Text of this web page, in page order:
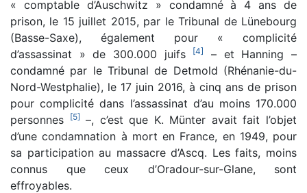
« comptable d’Auschwitz » condamné à 4 ans de
prison, le 15 juillet 2015, par le Tribunal de Lünebourg
(Basse-Saxe), également pour « complicité
d’assassinat » de 300.000 juifs
[4]
– et Hanning –
condamné par le Tribunal de Detmold (Rhénanie-du-
Nord-Westphalie), le 17 juin 2016, à cinq ans de prison
pour complicité dans l’assassinat d’au moins 170.000
personnes
[5] –, c’est que K. Münter avait fait l’objet
d’une condamnation à mort en France, en 1949, pour
sa participation au massacre d’Ascq. Les faits, moins
connus que ceux d’Oradour-sur-Glane, sont
effroyables.